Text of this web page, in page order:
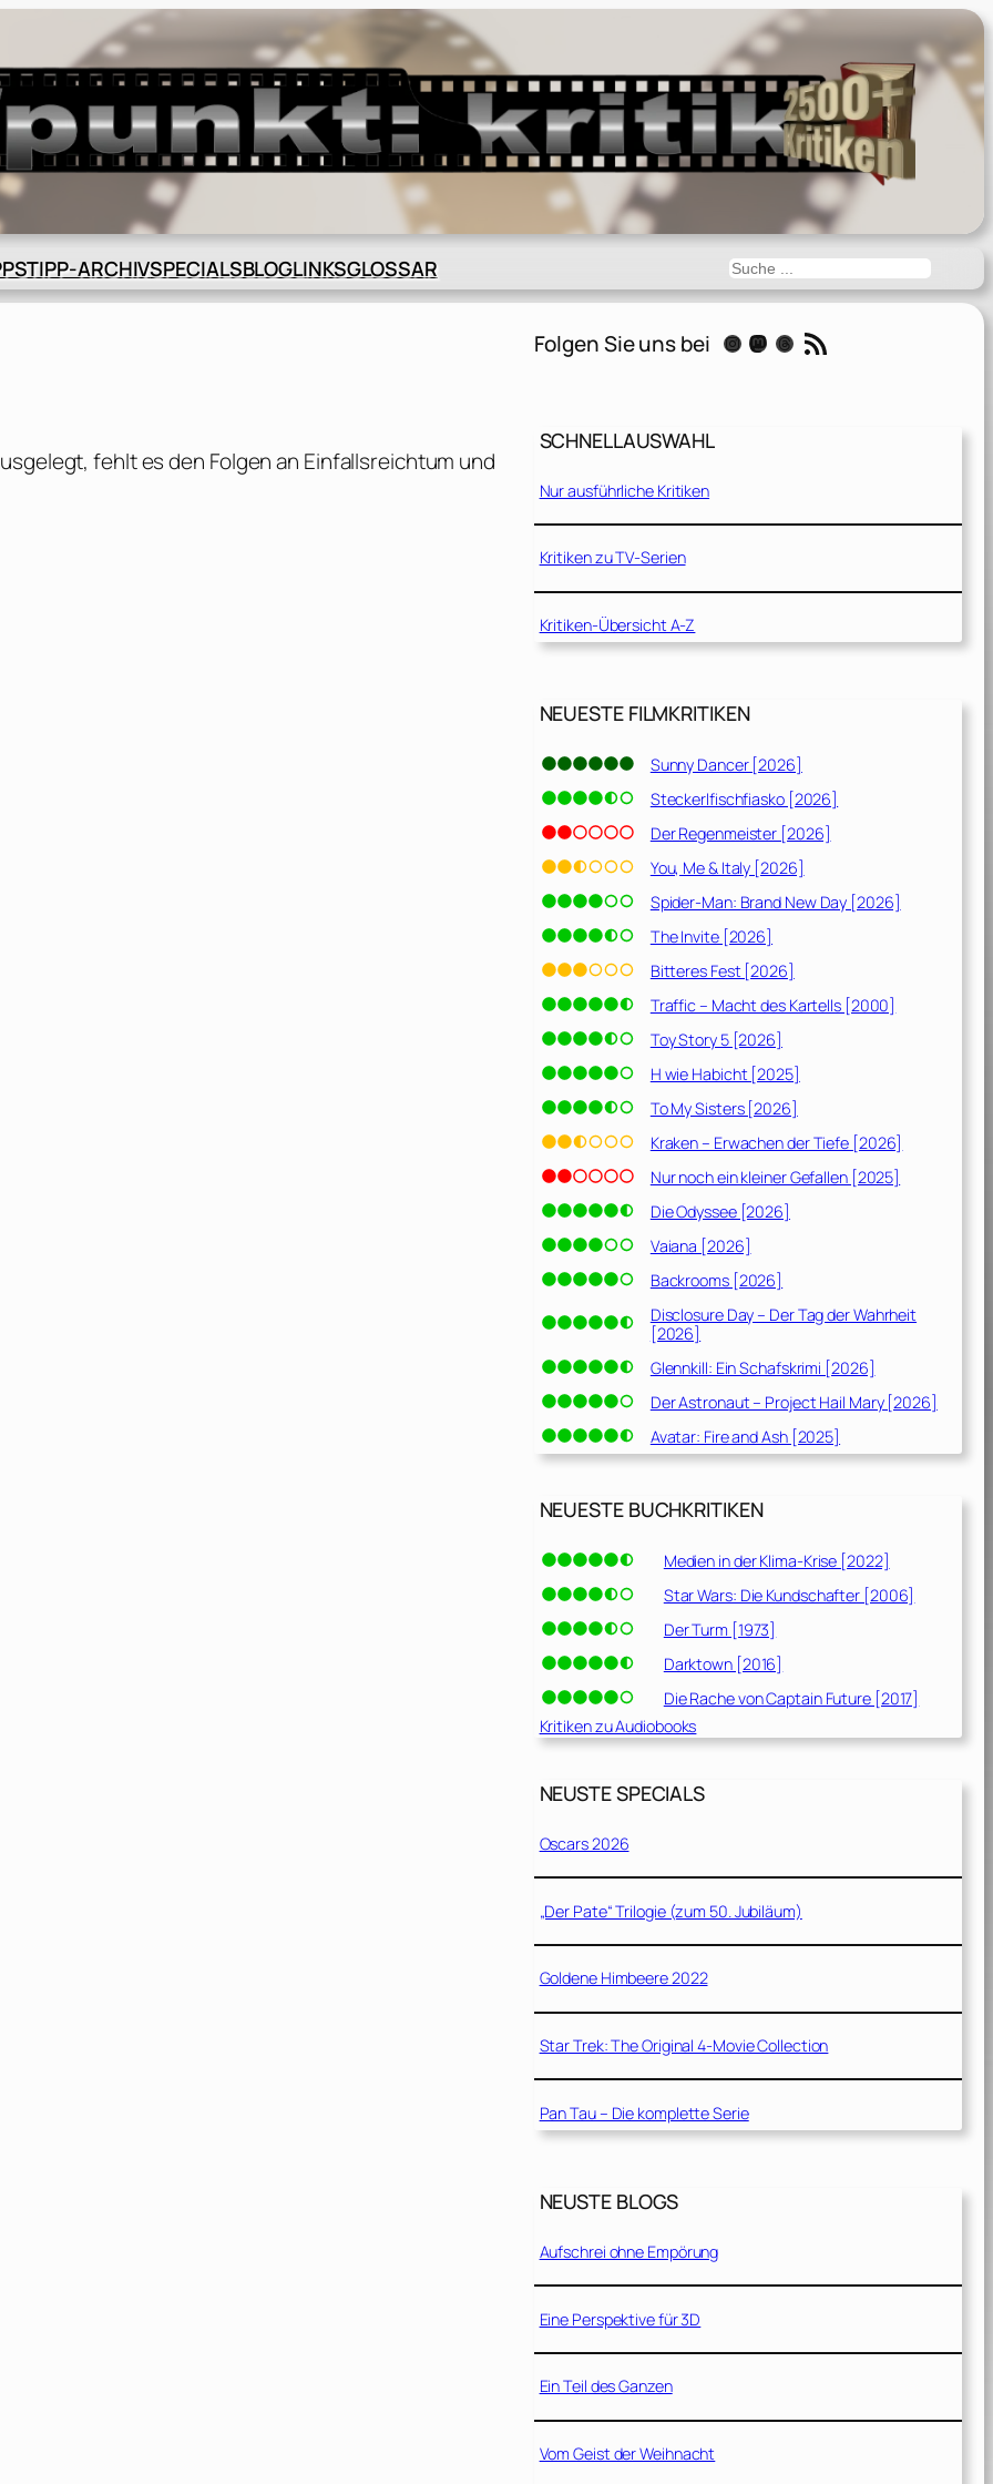
TIPP-ARCHIVSPECIALSBLOGLINKSGLOSSAR Suchen
fehlt es den Folgen an Einfallsreichtum und
Folgen Sie uns bei Instagram Mastodon Threads RSS-Feed
SCHNELLAUSWAHL
Nur ausführliche Kritiken
Kritiken zu TV-Serien
Kritiken-Übersicht A-Z
NEUESTE FILMKRITIKEN
Sunny Dancer [2026]
Steckerlfischfiasko [2026]
Der Regenmeister [2026]
You, Me & Italy [2026]
Spider-Man: Brand New Day [2026]
The Invite [2026]
Bitteres Fest [2026]
Traffic – Macht des Kartells [2000]
Toy Story 5 [2026]
H wie Habicht [2025]
To My Sisters [2026]
Kraken – Erwachen der Tiefe [2026]
Nur noch ein kleiner Gefallen [2025]
Die Odyssee [2026]
Vaiana [2026]
Backrooms [2026]
Disclosure Day – Der Tag der Wahrheit
[2026]
Glennkill: Ein Schafskrimi [2026]
Der Astronaut – Project Hail Mary [2026]
Avatar: Fire and Ash [2025]
NEUESTE BUCHKRITIKEN
Medien in der Klima-Krise [2022]
Star Wars: Die Kundschafter [2006]
Der Turm [1973]
Darktown [2016]
Die Rache von Captain Future [2017]
Kritiken zu Audiobooks
NEUSTE SPECIALS
Oscars 2026
„Der Pate“ Trilogie (zum 50. Jubiläum)
Goldene Himbeere 2022
Star Trek: The Original 4-Movie Collection
Pan Tau – Die komplette Serie
NEUSTE BLOGS
Aufschrei ohne Empörung
Eine Perspektive für 3D
Ein Teil des Ganzen
Vom Geist der Weihnacht